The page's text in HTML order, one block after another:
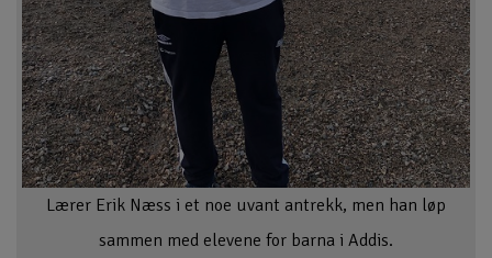
Lærer Erik Næss i et noe uvant antrekk, men han løp
sammen med elevene for barna i Addis.